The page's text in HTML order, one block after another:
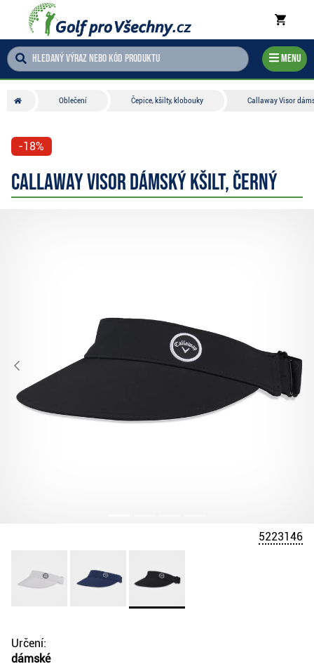
Menu
Oblečení Čepice, kšilty, klobouky Callaway Visor
-18%
Callaway Visor dámský kšilt, černý
5223146
Určení:
dámské